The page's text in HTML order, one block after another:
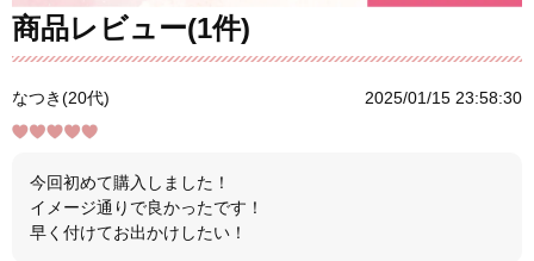
商品レビュー(1件)
なつき(20代) 2025/01/15 23:58:30
今回初めて購入しました！
イメージ通りで良かったです！
早く付けてお出かけしたい！